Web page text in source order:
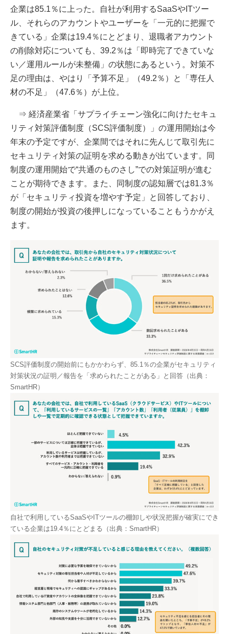
企業は85.1％に上った。自社が利用するSaaSやITツー
ル、それらのアカウントやユーザーを「一元的に把握で
きている」企業は19.4％にとどまり、退職者アカウント
の削除対応についても、39.2％は「即時完了できていな
い／運用ルールが未整備」の状態にあるという。対策不
足の理由は、やはり「予算不足」（49.2％）と「専任人
材の不足」（47.6％）が上位。
⇒ 経済産業省「サプライチェーン強化に向けたセキュ
リティ対策評価制度（SCS評価制度）」の運用開始は今
年末の予定ですが、企業間ではそれに先んじて取引先に
セキュリティ対策の証明を求める動きが出ています。同
制度の運用開始で“共通のものさし”での対策証明が進む
ことが期待できます。また、同制度の認知層では81.3％
が「セキュリティ投資を増やす予定」と回答しており、
制度の開始が投資の後押しになっていることもうかがえ
ます。
SCS評価制度の開始前にもかかわらず、85.1％の企業がセキュリティ
対策状況の証明／報告を「求められたことがある」と回答（出典：
SmartHR）
自社で利用しているSaaSやITツールの棚卸しや状況把握が確実にでき
ている企業は19.4％にとどまる（出典：SmartHR）